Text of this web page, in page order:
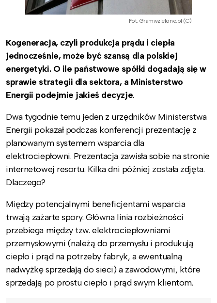
Fot. Gramwzielone.pl (C)
Kogeneracja, czyli produkcja prądu i ciepła
jednocześnie, może być szansą dla polskiej
energetyki. O ile państwowe spółki dogadają się w
sprawie strategii dla sektora, a Ministerstwo
Energii podejmie jakieś decyzje.
Dwa tygodnie temu jeden z urzędników Ministerstwa
Energii pokazał podczas konferencji prezentację z
planowanym systemem wsparcia dla
elektrociepłowni. Prezentacja zawisła sobie na stronie
internetowej resortu. Kilka dni później została zdjęta.
Dlaczego?
Między potencjalnymi beneficjentami wsparcia
trwają zażarte spory. Główna linia rozbieżności
przebiega między tzw. elektrociepłowniami
przemysłowymi (należą do przemysłu i produkują
ciepło i prąd na potrzeby fabryk, a ewentualną
nadwyżkę sprzedają do sieci) a zawodowymi, które
sprzedają po prostu ciepło i prąd swym klientom.